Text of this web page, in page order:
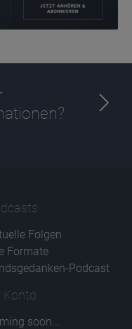
Folgen
Formate
Podcast
Konto
soon...